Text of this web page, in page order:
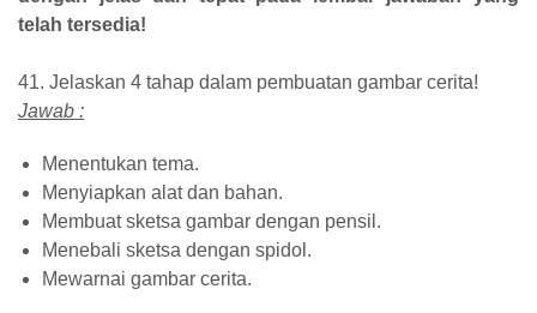
telah tersedia!
41. Jelaskan 4 tahap dalam pembuatan gambar cerita!
Jawab :
Menentukan tema.
Menyiapkan alat dan bahan.
Membuat sketsa gambar dengan pensil.
Menebali sketsa dengan spidol.
Mewarnai gambar cerita.